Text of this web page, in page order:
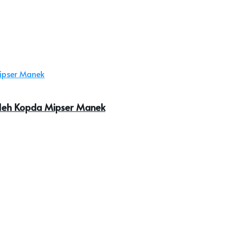
Kopda Mipser Manek